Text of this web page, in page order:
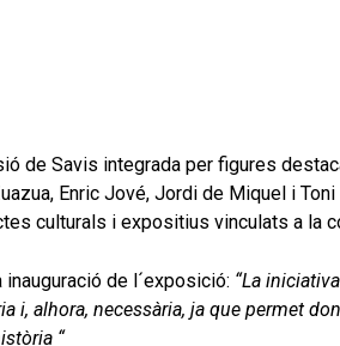
de Savis integrada per figures
Enric Jové, Jordi de Miquel i
culturals i expositius vinculats a la
de l´exposició: “La
i, alhora, necessària, ja que permet
“